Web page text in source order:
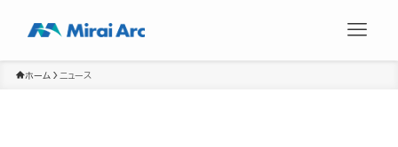
ホーム ニュース